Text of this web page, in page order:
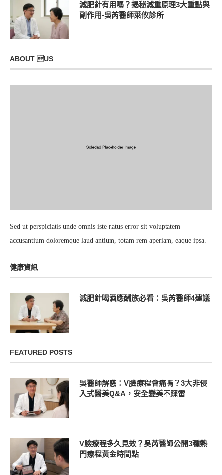
減肥針有用嗎？揭秘減重原理3大重點與
副作用-吳芮醫師萊攸診所
ABOUT US
Sed ut perspiciatis unde omnis iste natus error sit voluptatem
accusantium doloremque laud antium, totam rem aperiam, eaque ipsa.
健康資訊
減肥針喝酒應酬族必看：吳芮醫師4建議
FEATURED POSTS
吳醫師解惑：V臉療程會痛嗎？3大非侵
入式醫美Q&A，安全變美不踩雷
V臉療程多久見效？吳芮醫師公開3種熱
門療程黃金時間點